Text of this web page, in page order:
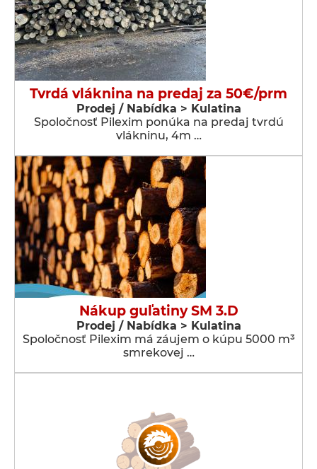
Tvrdá vláknina na predaj za 50€/prm
Prodej / Nabídka > Kulatina
Spoločnosť Pilexim ponúka na predaj tvrdú
vlákninu, 4m …
Nákup guľatiny SM 3.D
Prodej / Nabídka > Kulatina
Spoločnosť Pilexim má záujem o kúpu 5000 m³
smrekovej …